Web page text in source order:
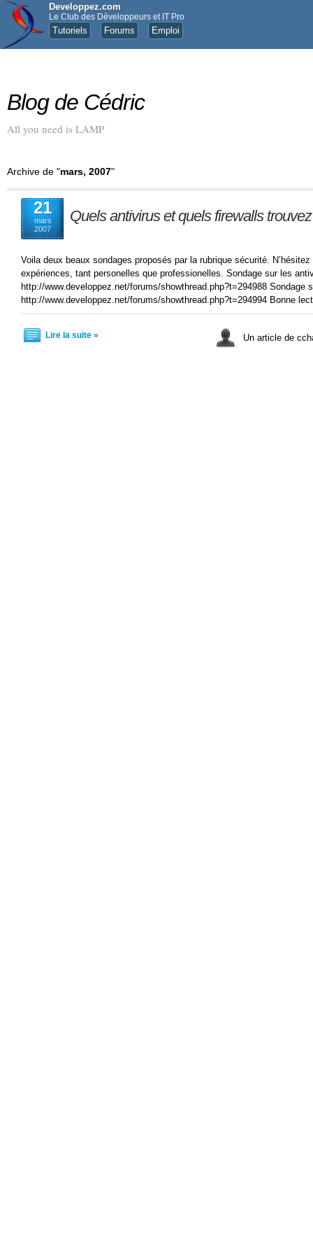
Developpez.com
Le Club des Développeurs et IT Pro
Tutoriels Forums Emploi
Blog de Cédric
All you need is LAMP
Archive de "mars, 2007"
21
mars
2007
Quels antivirus et quels firewalls
Voila deux beaux sondages proposés par la rubrique sécurité.
expériences, tant personelles que professionelles. Sondage sur les
http://www.developpez.net/forums/showthread.php?t=294988 Sondage
http://www.developpez.net/forums/showthread.php?t=294994 Bonne
Lire la suite » Un article de